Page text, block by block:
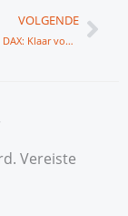
VOLGENDE
Trendomkeer in DAX: Klaar voor Lancering
Vereiste